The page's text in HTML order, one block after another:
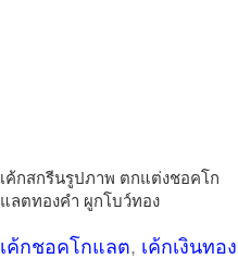
เค้กสกรีนรูปภาพ ตกแต่งชอคโก
แลตทองคำ ผูกโบว์ทอง
เค้กชอคโกแลต, เค้กเงินทอง